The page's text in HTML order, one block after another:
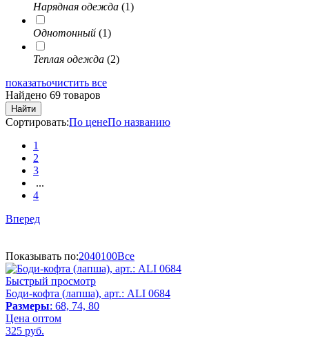
Нарядная одежда (1)
Однотонный (1)
Теплая одежда (2)
показатьочистить все
Найдено 69 товаров
Найти
Сортировать:По ценеПо названию
1
2
3
...
4
Вперед
Показывать по:2040100Все
Быстрый просмотр
Боди-кофта (лапша), арт.: ALI 0684
Размеры: 68, 74, 80
Цена оптом
325 руб.